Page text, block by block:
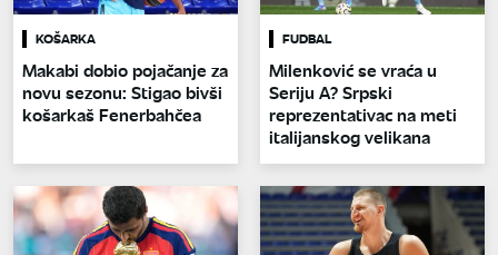
KOŠARKA
Makabi dobio pojačanje za
novu sezonu: Stigao bivši
košarkaš Fenerbahčea
FUDBAL
Milenković se vraća u
Seriju A? Srpski
reprezentativac na meti
italijanskog velikana